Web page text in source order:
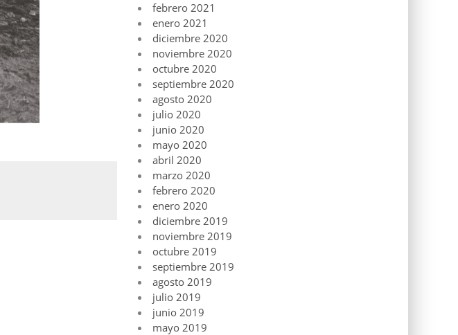
febrero 2021
enero 2021
diciembre 2020
noviembre 2020
octubre 2020
septiembre 2020
agosto 2020
julio 2020
junio 2020
mayo 2020
abril 2020
marzo 2020
febrero 2020
enero 2020
diciembre 2019
noviembre 2019
octubre 2019
septiembre 2019
agosto 2019
julio 2019
junio 2019
mayo 2019